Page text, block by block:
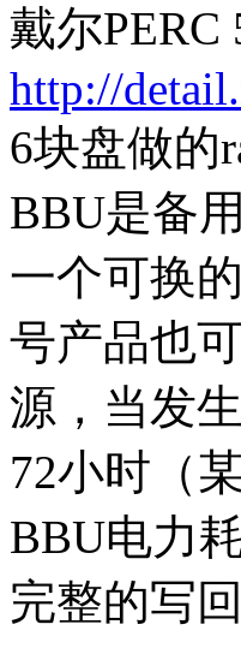
戴尔
http://
6块盘做的
BBU是备
一个可换
号产品也
源，当发
72小时（
BBU电力
完整的写